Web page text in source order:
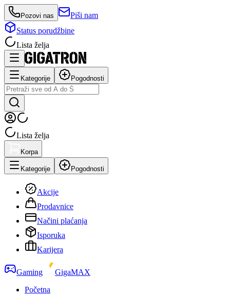
Pozovi nas
Piši nam
Status porudžbine
Lista želja
Kategorije Pogodnosti
Lista želja
Korpa
Kategorije Pogodnosti
Akcije
Prodavnice
Načini plaćanja
Isporuka
Karijera
Gaming
GigaMAX
Početna